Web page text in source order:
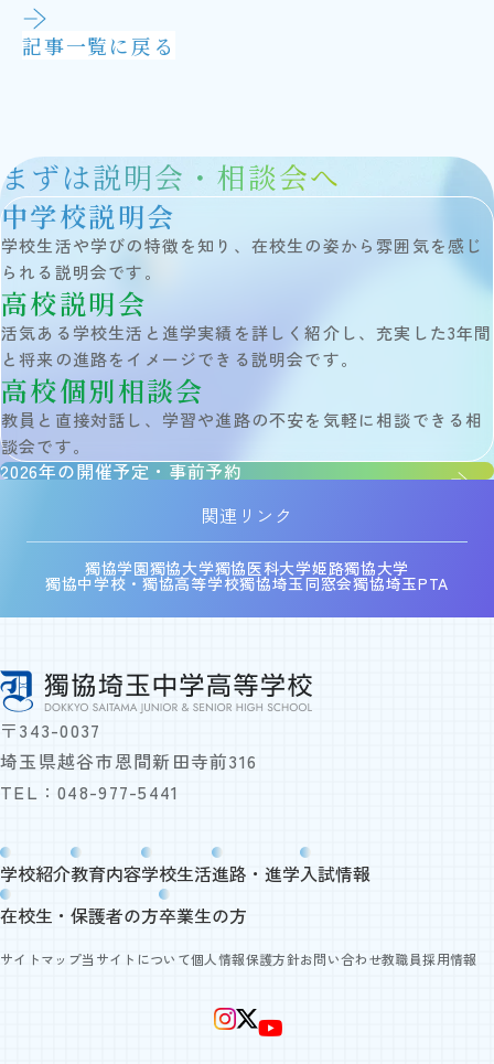
記事一覧に戻る
まずは説明会・相談会へ
中学校説明会
学校生活や学びの特徴を知り、在校生の姿から雰囲気を感じ
られる説明会です。
高校説明会
活気ある学校生活と進学実績を詳しく紹介し、充実した3年間
と将来の進路をイメージできる説明会です。
高校個別相談会
教員と直接対話し、学習や進路の不安を気軽に相談できる相
談会です。
2026年の開催予定・事前予約
関連リンク
獨協学園獨協大学獨協医科大学姫路獨協大学
獨協中学校・獨協高等学校獨協埼玉同窓会獨協埼玉PTA
〒343-0037
埼玉県越谷市恩間新田寺前316
TEL：048-977-5441
学校紹介教育内容学校生活進路・進学入試情報
在校生・保護者の方卒業生の方
サイトマップ当サイトについて個人情報保護方針お問い合わせ教職員採用情報